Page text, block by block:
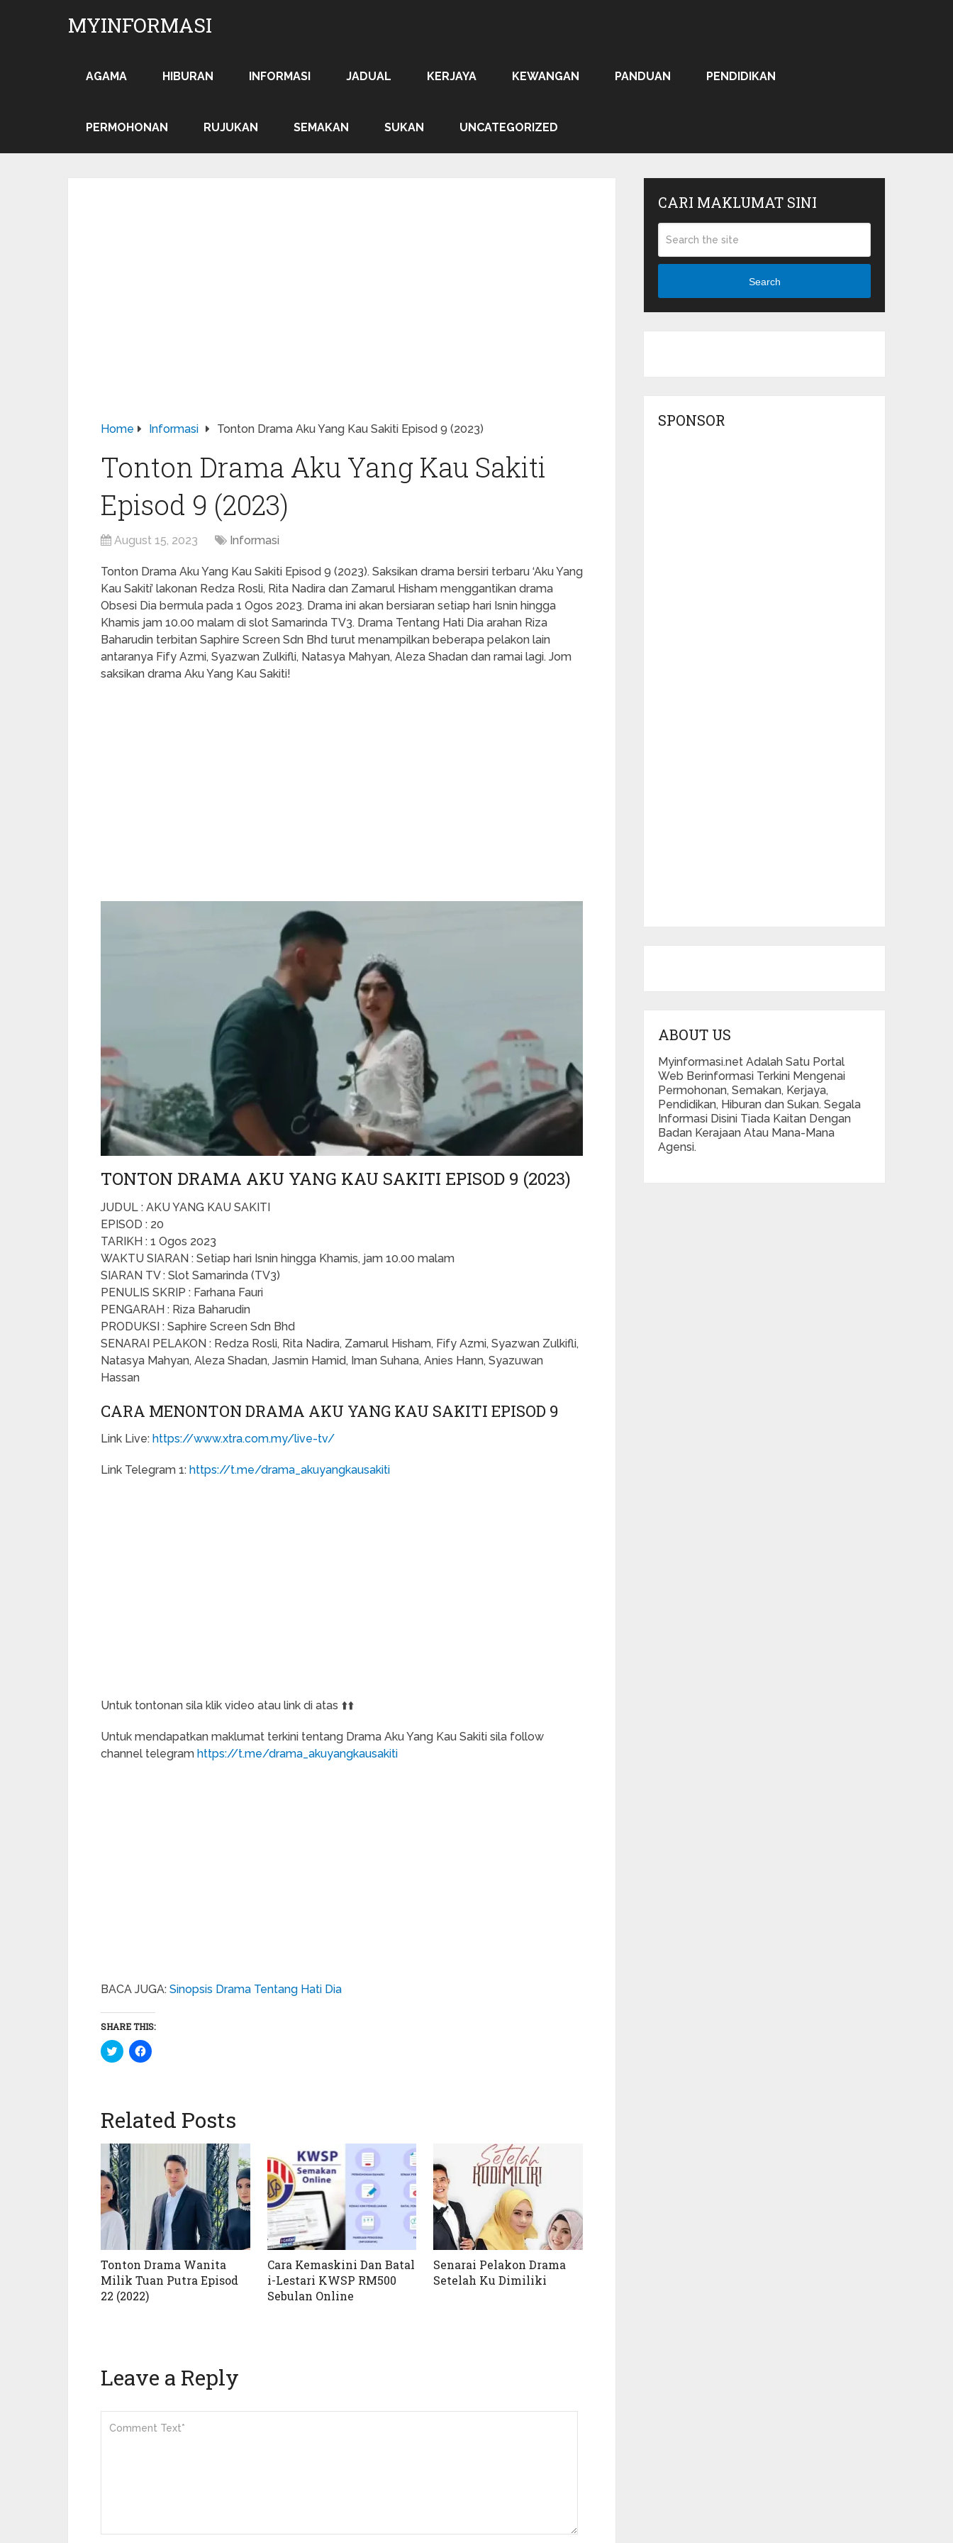
MYINFORMASI
AGAMA HIBURAN INFORMASI JADUAL KERJAYA KEWANGAN PANDUAN PENDIDIKAN
PERMOHONAN RUJUKAN SEMAKAN SUKAN UNCATEGORIZED
Home Informasi Tonton Drama Aku Yang Kau Sakiti Episod 9 (2023)
Tonton Drama Aku Yang Kau Sakiti
Episod 9 (2023)
August 15, 2023 Informasi
Tonton Drama Aku Yang Kau Sakiti Episod 9 (2023). Saksikan drama bersiri terbaru ‘Aku Yang
Kau Sakiti’ lakonan Redza Rosli, Rita Nadira dan Zamarul Hisham menggantikan drama
Obsesi Dia bermula pada 1 Ogos 2023. Drama ini akan bersiaran setiap hari Isnin hingga
Khamis jam 10.00 malam di slot Samarinda TV3. Drama Tentang Hati Dia arahan Riza
Baharudin terbitan Saphire Screen Sdn Bhd turut menampilkan beberapa pelakon lain
antaranya Fify Azmi, Syazwan Zulkifli, Natasya Mahyan, Aleza Shadan dan ramai lagi. Jom
saksikan drama Aku Yang Kau Sakiti!
TONTON DRAMA AKU YANG KAU SAKITI EPISOD 9 (2023)
JUDUL : AKU YANG KAU SAKITI
EPISOD : 20
TARIKH : 1 Ogos 2023
WAKTU SIARAN : Setiap hari Isnin hingga Khamis, jam 10.00 malam
SIARAN TV : Slot Samarinda (TV3)
PENULIS SKRIP : Farhana Fauri
PENGARAH : Riza Baharudin
PRODUKSI : Saphire Screen Sdn Bhd
SENARAI PELAKON : Redza Rosli, Rita Nadira, Zamarul Hisham, Fify Azmi, Syazwan Zulkifli,
Natasya Mahyan, Aleza Shadan, Jasmin Hamid, Iman Suhana, Anies Hann, Syazuwan
Hassan
CARA MENONTON DRAMA AKU YANG KAU SAKITI EPISOD 9
Link Live: https://www.xtra.com.my/live-tv/
Link Telegram 1: https://t.me/drama_akuyangkausakiti
Untuk tontonan sila klik video atau link di atas ⬆️⬆️
Untuk mendapatkan maklumat terkini tentang Drama Aku Yang Kau Sakiti sila follow
channel telegram https://t.me/drama_akuyangkausakiti
BACA JUGA: Sinopsis Drama Tentang Hati Dia
SHARE THIS:
Click
to
new
window)
Click
to
new
window)
Related Posts
Tonton Drama Wanita
Milik Tuan Putra Episod
22 (2022)
Cara Kemaskini Dan Batal
i-Lestari KWSP RM500
Sebulan Online
Senarai Pelakon Drama
Setelah Ku Dimiliki
Leave a Reply
CARI MAKLUMAT SINI
Search
SPONSOR
ABOUT US
Myinformasi.net Adalah Satu Portal
Web Berinformasi Terkini Mengenai
Permohonan, Semakan, Kerjaya,
Pendidikan, Hiburan dan Sukan. Segala
Informasi Disini Tiada Kaitan Dengan
Badan Kerajaan Atau Mana-Mana
Agensi.